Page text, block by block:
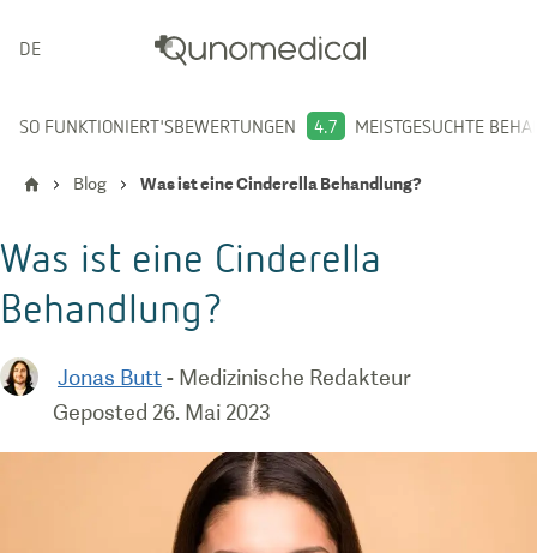
DEUTSCH
SO FUNKTIONIERT'SBEWERTUNGEN 4.7 MEISTGESUCHTE
Blog Was ist eine Cinderella Behandlung?
Was ist eine Cinderella
Behandlung?
Jonas Butt - Medizinische Redakteur
Geposted 26. Mai 2023